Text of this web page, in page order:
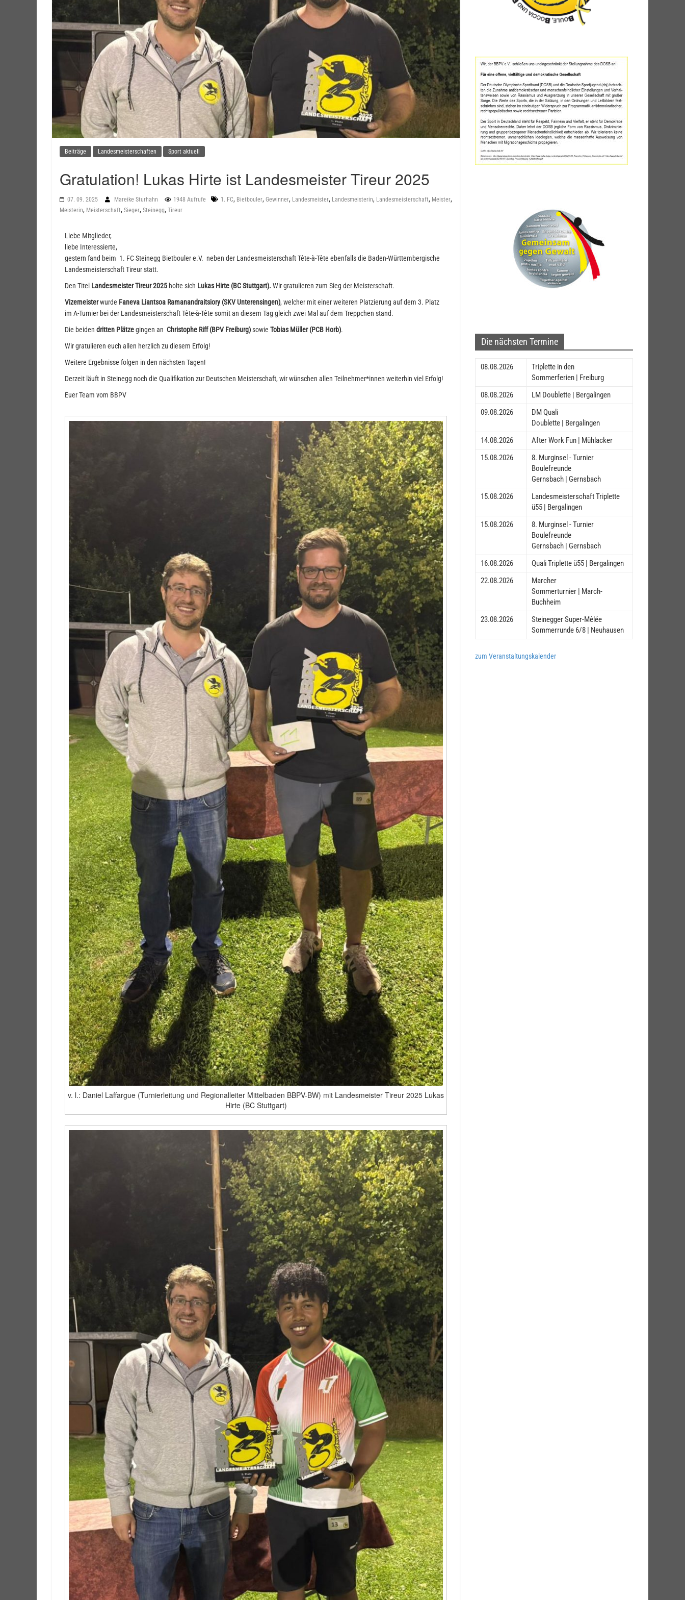
Beiträge Landesmeisterschaften Sport aktuell
Gratulation! Lukas Hirte ist Landesmeister Tireur 2025
07. 09. 2025 Mareike Sturhahn 1948 Aufrufe 1. FC, Bietbouler, Gewinner, Landesmeister, Landesmeisterin, Landesmeisterschaft, Meister,
Meisterin, Meisterschaft, Sieger, Steinegg, Tireur
Liebe Mitglieder,
liebe Interessierte,
gestern fand beim 1. FC Steinegg Bietbouler e.V. neben der Landesmeisterschaft Tête-à-Tête ebenfalls die Baden-Württembergische
Landesmeisterschaft Tireur statt.
Den Titel Landesmeister Tireur 2025 holte sich Lukas Hirte (BC Stuttgart). Wir gratulieren zum Sieg der Meisterschaft.
Vizemeisterwurde Faneva Liantsoa Ramanandraitsiory (SKV Unterensingen), welcher mit einer weiteren Platzierung auf dem 3. Platz
im A-Turnier bei der Landesmeisterschaft Tête-à-Tête somit an diesem Tag gleich zwei Mal auf dem Treppchen stand.
Die beiden dritten Plätzegingen an Christophe Riff (BPV Freiburg)sowie Tobias Müller (PCB Horb).
Wir gratulieren euch allen herzlich zu diesem Erfolg!
Weitere Ergebnisse folgen in den nächsten Tagen!
Derzeit läuft in Steinegg noch die Qualifikation zur Deutschen Meisterschaft, wir wünschen allen Teilnehmer*innen weiterhin viel Erfolg!
Euer Team vom BBPV
v. l.: Daniel Laffargue (Turnierleitung und Regionalleiter Mittelbaden BBPV-BW) mit Landesmeister Tireur 2025 Lukas
Hirte (BC Stuttgart)
Die nächsten Termine
08.08.2026
Triplette in den
Sommerferien | Freiburg
08.08.2026
LM Doublette | Bergalingen
09.08.2026
DM Quali
Doublette | Bergalingen
14.08.2026
After Work Fun | Mühlacker
15.08.2026
8. Murginsel - Turnier
Boulefreunde
Gernsbach | Gernsbach
15.08.2026
Landesmeisterschaft Triplette
ü55 | Bergalingen
15.08.2026
8. Murginsel - Turnier
Boulefreunde
Gernsbach | Gernsbach
16.08.2026
Quali Triplette ü55 | Bergalingen
22.08.2026
Marcher
Sommerturnier | March-
Buchheim
23.08.2026
Steinegger Super-Mêlée
Sommerrunde 6/8 | Neuhausen
zum Veranstaltungskalender